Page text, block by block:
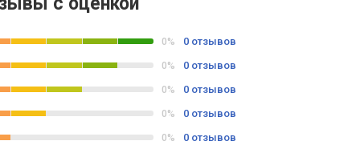
0% 0 отзывов
0% 0 отзывов
0% 0 отзывов
0% 0 отзывов
0% 0 отзывов